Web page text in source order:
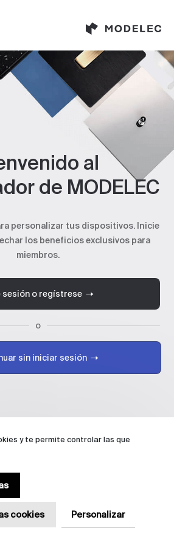
al
de MODELEC
personalizar tus dispositivos. Inicie
los beneficios exclusivos para
miembros.
sesión o regístrese
o
sin iniciar sesión
y te permite controlar las que
cookies Personalizar